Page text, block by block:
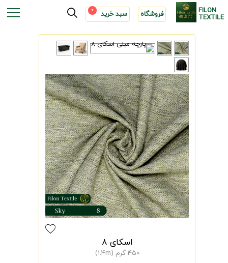
FILON
TEXTILE فروشگاه سبد خرید 0
اسکای 8
450 گرم (1.4m)